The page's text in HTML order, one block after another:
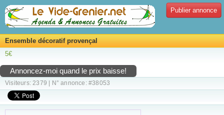
Publier annonce
Ensemble décoratif provençal
5€
Annoncez-moi quand le prix baisse!
Visiteurs: 2379 | N° annonce: #38053